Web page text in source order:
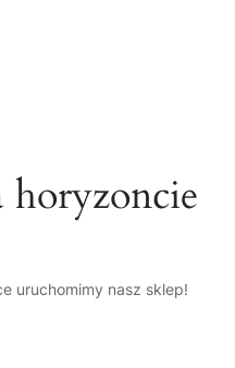
horyzoncie
uruchomimy nasz sklep!